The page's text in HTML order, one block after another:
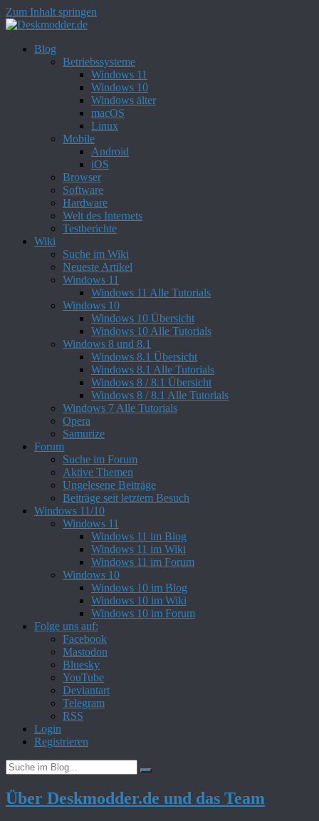
Zum Inhalt springen
Blog
Betriebssysteme
Windows 11
Windows 10
Windows älter
macOS
Linux
Mobile
Android
iOS
Browser
Software
Hardware
Welt des Internets
Testberichte
Wiki
Suche im Wiki
Neueste Artikel
Windows 11
Windows 11 Alle Tutorials
Windows 10
Windows 10 Übersicht
Windows 10 Alle Tutorials
Windows 8 und 8.1
Windows 8.1 Übersicht
Windows 8.1 Alle Tutorials
Windows 8 / 8.1 Übersicht
Windows 8 / 8.1 Alle Tutorials
Windows 7 Alle Tutorials
Opera
Samurize
Forum
Suche im Forum
Aktive Themen
Ungelesene Beiträge
Beiträge seit letztem Besuch
Windows 11/10
Windows 11
Windows 11 im Blog
Windows 11 im Wiki
Windows 11 im Forum
Windows 10
Windows 10 im Blog
Windows 10 im Wiki
Windows 10 im Forum
Folge uns auf:
Facebook
Mastodon
Bluesky
YouTube
Deviantart
Telegram
RSS
Login
Registrieren
Über Deskmodder.de und das Team